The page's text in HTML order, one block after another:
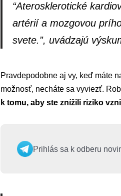
“Aterosklerotické
artérií a mozgovou
svete.”, uvádzajú
Pravdepodobne aj vy, keď máte
možnosť, necháte sa vyviezť.
k tomu, aby ste znížili riziko
Prihlás sa k odberu